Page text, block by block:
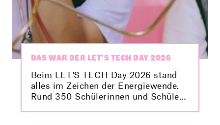
DAS WAR DER LET’S TECH DAY 2026
Beim LET'S TECH Day 2026 stand
alles im Zeichen der Energiewende.
Rund 350 Schülerinnen und Schüler